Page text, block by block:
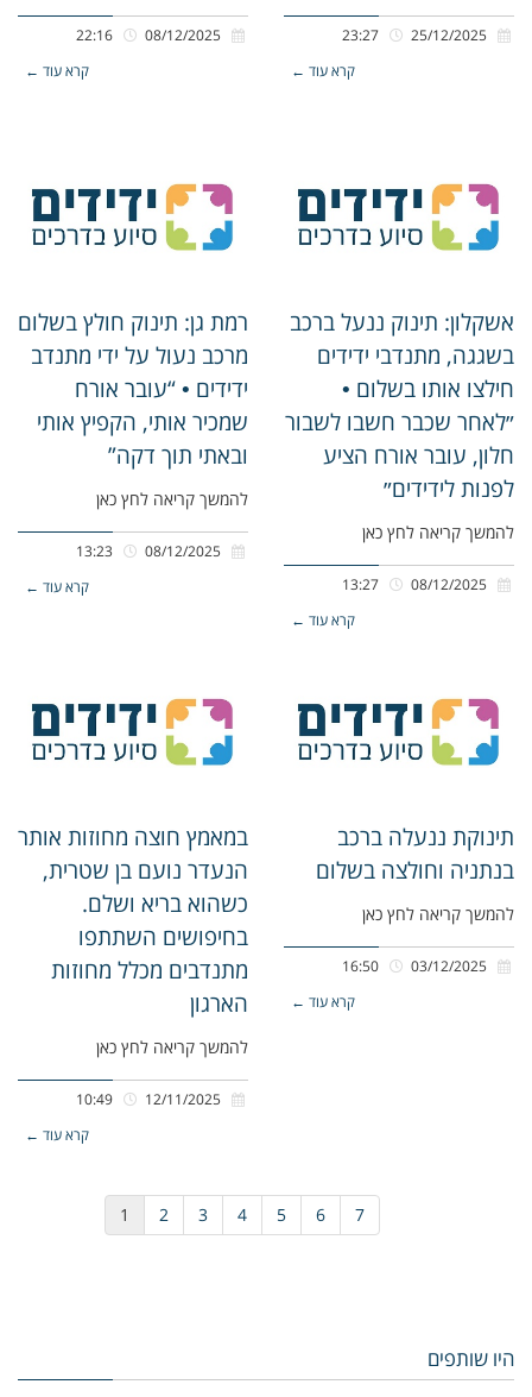
קרא עוד ←
קרא עוד ←
אשקלון: תינוק ננעל ברכב
בשגגה, מתנדבי ידידים
חילצו אותו בשלום •
״לאחר שכבר חשבו לשבור
חלון, עובר אורח הציע
לפנות לידידים״
להמשך קריאה לחץ כאן
קרא עוד ←
רמת גן: תינוק חולץ בשלום
מרכב נעול על ידי מתנדב
ידידים • “עובר אורח
שמכיר אותי, הקפיץ אותי
ובאתי תוך דקה”
להמשך קריאה לחץ כאן
קרא עוד ←
תינוקת ננעלה ברכב
בנתניה וחולצה בשלום
להמשך קריאה לחץ כאן
קרא עוד ←
במאמץ חוצה מחוזות אותר
הנעדר נועם בן שטרית,
כשהוא בריא ושלם.
בחיפושים השתתפו
מתנדבים מכלל מחוזות
הארגון
להמשך קריאה לחץ כאן
קרא עוד ←
1 2 3 4 5 6 7
היו שותפים